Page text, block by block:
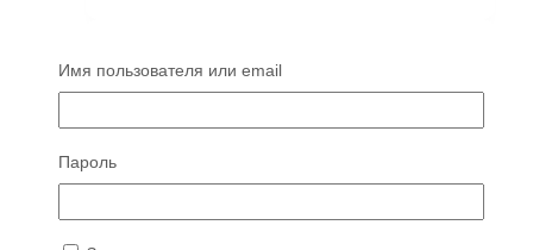
Имя пользователя или email
Пароль